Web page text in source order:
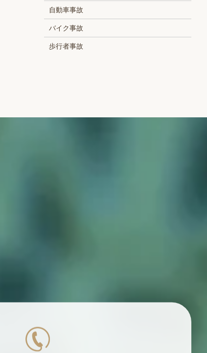
自動車事故
バイク事故
歩行者事故